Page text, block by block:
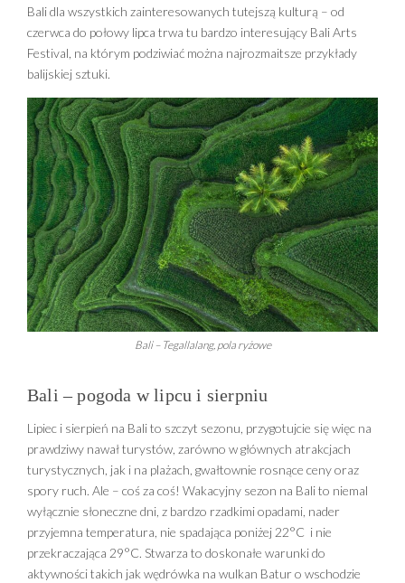
Bali dla wszystkich zainteresowanych tutejszą kulturą – od
czerwca do połowy lipca trwa tu bardzo interesujący Bali Arts
Festival, na którym podziwiać można najrozmaitsze przykłady
balijskiej sztuki.
Bali – Tegallalang, pola ryżowe
Bali – pogoda w lipcu i sierpniu
Lipiec i sierpień na Bali to szczyt sezonu, przygotujcie się więc na
prawdziwy nawał turystów, zarówno w głównych atrakcjach
turystycznych, jak i na plażach, gwałtownie rosnące ceny oraz
spory ruch. Ale – coś za coś! Wakacyjny sezon na Bali to niemal
wyłącznie słoneczne dni, z bardzo rzadkimi opadami, nader
przyjemna temperatura, nie spadająca poniżej 22°C i nie
przekraczająca 29°C. Stwarza to doskonałe warunki do
aktywności takich jak wędrówka na wulkan Batur o wschodzie